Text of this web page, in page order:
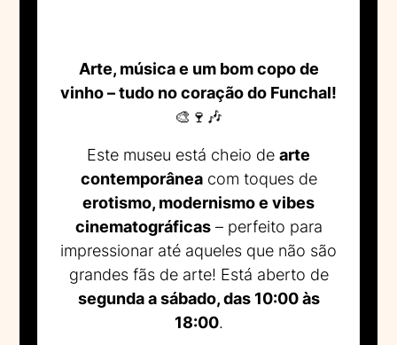
Arte, música e um bom copo de
vinho – tudo no coração do Funchal!
🎨🍷🎶
Este museu está cheio de arte
contemporâneacom toques de
erotismo, modernismo e vibes
cinematográficas– perfeito para
impressionar até aqueles que não são
grandes fãs de arte! Está aberto de
segunda a sábado, das 10:00 às
18:00.